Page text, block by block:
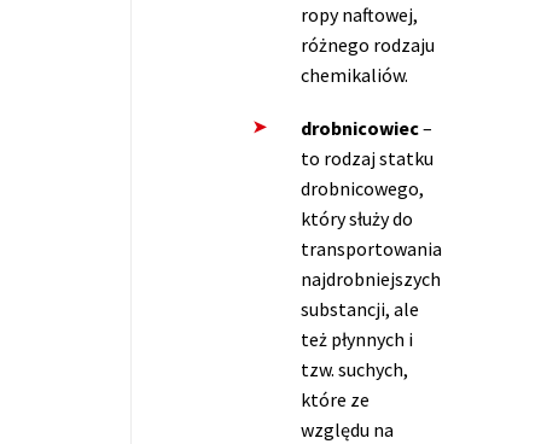
ropy naftowej,
różnego rodzaju
chemikaliów.
drobnicowiec–
to rodzaj statku
drobnicowego,
który służy do
transportowania
najdrobniejszych
substancji, ale
też płynnych i
tzw. suchych,
które ze
względu na